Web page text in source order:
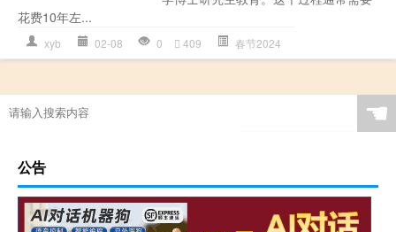
花费10年左...
xyb 02-08 0 409 春节2024
☚
公告